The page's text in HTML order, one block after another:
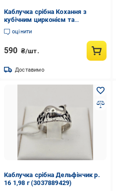
Каблучка срібна Кохання з
кубічним цирконієм та
золотими пластинами р. 14,5
0,62 г (3031930059)
оцінити
590 ₴/шт.
Доставимо
Каблучка срібна Дельфінчик р.
16 1,98 г (3037889429)